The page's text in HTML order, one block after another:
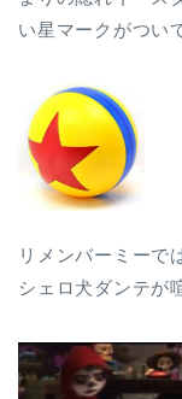
い星マークがつい
リメンバーミーで
シェロ犬ダンテが